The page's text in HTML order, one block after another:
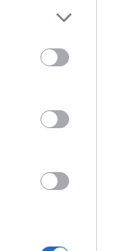
more Google
may click to
tags to
below Google
ΗΠΑ
τη